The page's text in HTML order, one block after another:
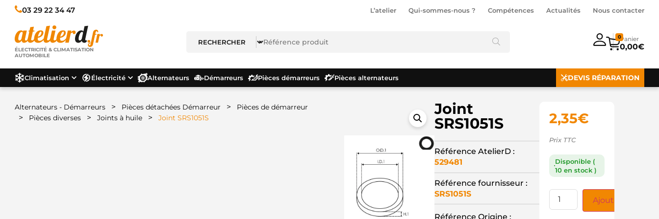
03 29 22 34 47 L’atelier Qui-sommes-nous ? Compétences Actualités Nous contacter
ÉLECTRICITÉ & CLIMATISATION
AUTOMOBILE
0,00€
0
Climatisation Électricité Alternateurs Démarreurs Pièces démarreurs Pièces alternateurs DEVIS RÉPARATION
Alternateurs - Démarreurs > Pièces détachées Démarreur > Pièces de démarreur
> Pièces diverses > Joints à huile > Joint SRS1051S
Joint
SRS1051S
Référence AtelierD :
529481
Référence fournisseur :
SRS1051S
Référence Origine :
2,35€
Prix TTC
Disponible (
10 en stock )
Ajouter au